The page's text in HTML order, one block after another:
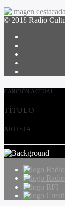
© 2018 Radio
CANCIÓN ACTUAL
TÍTULO
ARTISTA
RFI